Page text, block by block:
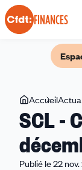
Panneau de gestion
FINANCES
Vous
êtes
ici
Accueil
SCL -
Publié le 22 nov.